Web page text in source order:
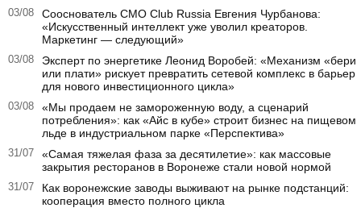
03/08
Сооснователь CMO Club Russia Евгения Чурбанова:
«Искусственный интеллект уже уволил креаторов.
Маркетинг — следующий»
03/08
Эксперт по энергетике Леонид Воробей: «Механизм «бери
или плати» рискует превратить сетевой комплекс в барьер
для нового инвестиционного цикла»
03/08
«Мы продаем не замороженную воду, а сценарий
потребления»: как «Айс в кубе» строит бизнес на пищевом
льде в индустриальном парке «Перспектива»
31/07
«Самая тяжелая фаза за десятилетие»: как массовые
закрытия ресторанов в Воронеже стали новой нормой
31/07
Как воронежские заводы выживают на рынке подстанций:
кооперация вместо полного цикла